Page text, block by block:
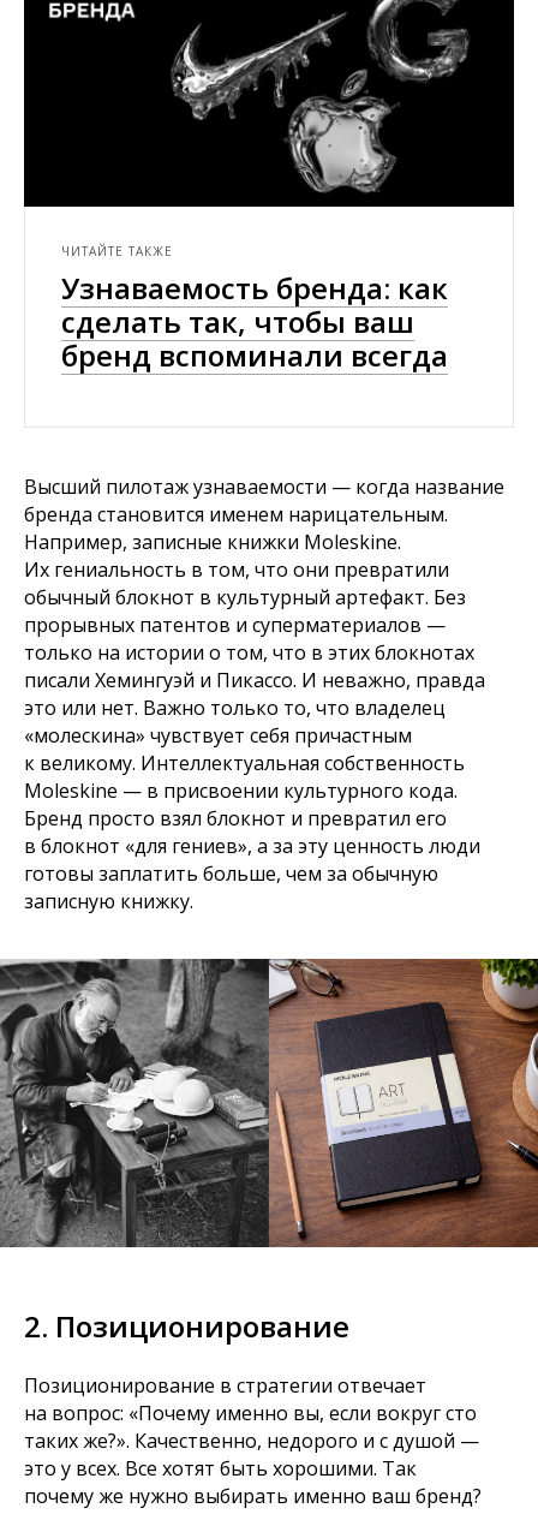
ЧИТАЙТЕ ТАКЖЕ
Узнаваемость бренда: как
сделать так, чтобы ваш
бренд вспоминали всегда
Высший пилотаж узнаваемости — когда название
бренда становится именем нарицательным.
Например, записные книжки Moleskine.
Их гениальность в том, что они превратили
обычный блокнот в культурный артефакт. Без
прорывных патентов и суперматериалов —
только на истории о том, что в этих блокнотах
писали Хемингуэй и Пикассо. И неважно, правда
это или нет. Важно только то, что владелец
«молескина» чувствует себя причастным
к великому. Интеллектуальная собственность
Moleskine — в присвоении культурного кода.
Бренд просто взял блокнот и превратил его
в блокнот «для гениев», а за эту ценность люди
готовы заплатить больше, чем за обычную
записную книжку.
2. Позиционирование
Позиционирование в стратегии отвечает
на вопрос: «Почему именно вы, если вокруг сто
таких же?». Качественно, недорого и с душой —
это у всех. Все хотят быть хорошими. Так
почему же нужно выбирать именно ваш бренд?